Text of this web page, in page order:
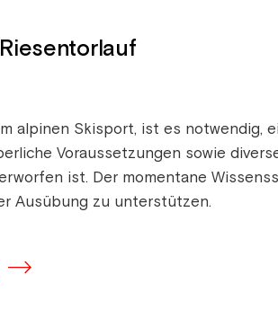
alpinen Skisport, ist es notwendig,
Voraussetzungen sowie
ist. Der momentane
Ausübung zu unterstützen.